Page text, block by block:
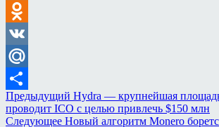
Twitter
Odnoklassniki
VK
Mail.Ru
Отправить
Предыдущий Hydra — крупнейшая
проводит ICO с целью привлечь $150 млн
Следующее Новый алгоритм Monero